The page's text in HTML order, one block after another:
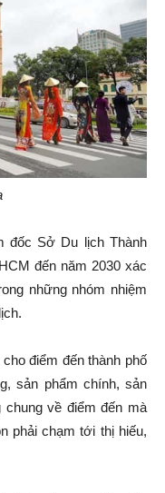
đốc Sở Du lịch Thành
đến năm 2030 xác
những nhóm nhiệm
điểm đến thành phố
sản phẩm chính, sản
chung về điểm đến mà
phải chạm tới thị hiếu,